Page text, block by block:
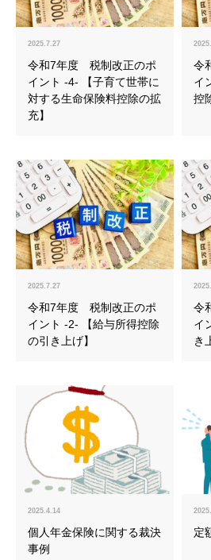
2025.7.27
令和7年度 税制改正のポ
イント -4- 【子育て世帯に
対する生命保険料控除の拡
充】
令
イ
控
2025.7.27
令和7年度 税制改正のポ
イント -2- 【給与所得控除
の引き上げ】
令
イ
き
2025.4.14
個人年金保険に関する裁決
事例
定